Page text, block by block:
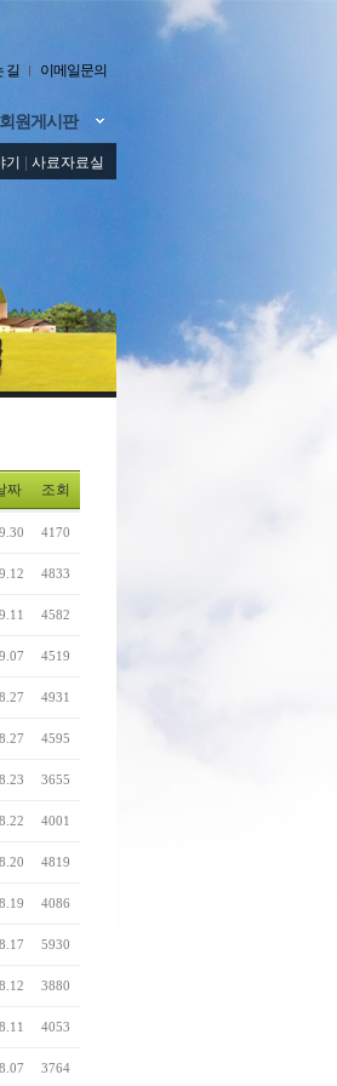
길 이메일문의
회원게시판
사료자료실
짜 조회
4170
4833
4582
4519
4931
4595
3655
4001
4819
4086
5930
3880
4053
3764